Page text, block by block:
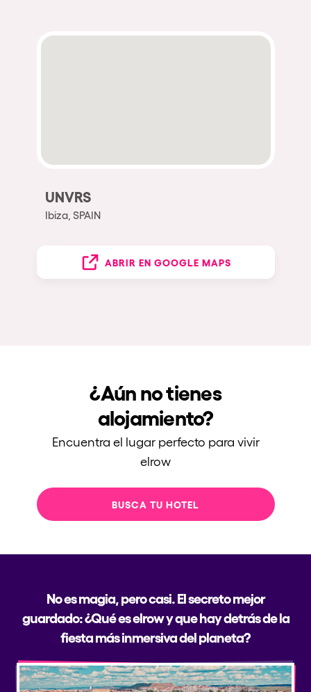
UNVRS
Ibiza, SPAIN
ABRIR EN GOOGLE MAPS
¿Aún no tienes
alojamiento?
Encuentra el lugar perfecto para vivir
elrow
BUSCA TU HOTEL
No es magia, pero casi. El secreto mejor
guardado: ¿Qué es elrow y que hay detrás de la
fiesta más inmersiva del planeta?